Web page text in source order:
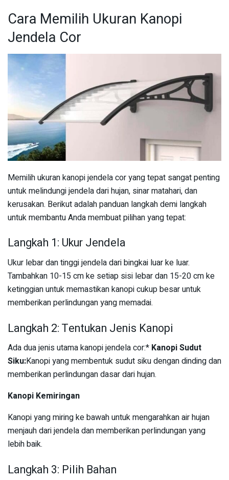
Cara Memilih Ukuran Kanopi
Jendela Cor
Memilih ukuran kanopi jendela cor yang tepat sangat penting
untuk melindungi jendela dari hujan, sinar matahari, dan
kerusakan. Berikut adalah panduan langkah demi langkah
untuk membantu Anda membuat pilihan yang tepat:
Langkah 1: Ukur Jendela
Ukur lebar dan tinggi jendela dari bingkai luar ke luar.
Tambahkan 10-15 cm ke setiap sisi lebar dan 15-20 cm ke
ketinggian untuk memastikan kanopi cukup besar untuk
memberikan perlindungan yang memadai.
Langkah 2: Tentukan Jenis Kanopi
Ada dua jenis utama kanopi jendela cor:* Kanopi Sudut
Siku:Kanopi yang membentuk sudut siku dengan dinding dan
memberikan perlindungan dasar dari hujan.
Kanopi Kemiringan
Kanopi yang miring ke bawah untuk mengarahkan air hujan
menjauh dari jendela dan memberikan perlindungan yang
lebih baik.
Langkah 3: Pilih Bahan